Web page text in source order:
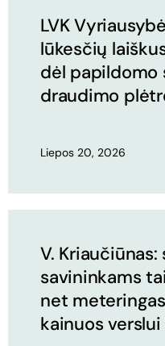
LVK
lūkesčių
dėl papildomo
draudimo
Liepos 20, 2026
V.
savininkams
net
kainuos